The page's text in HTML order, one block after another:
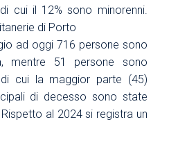
cui il 12% sono minorenni.
di Porto
ad oggi 716 persone sono
mentre 51 persone sono
cui la maggior parte (45)
di decesso sono state
al 2024 si registra un